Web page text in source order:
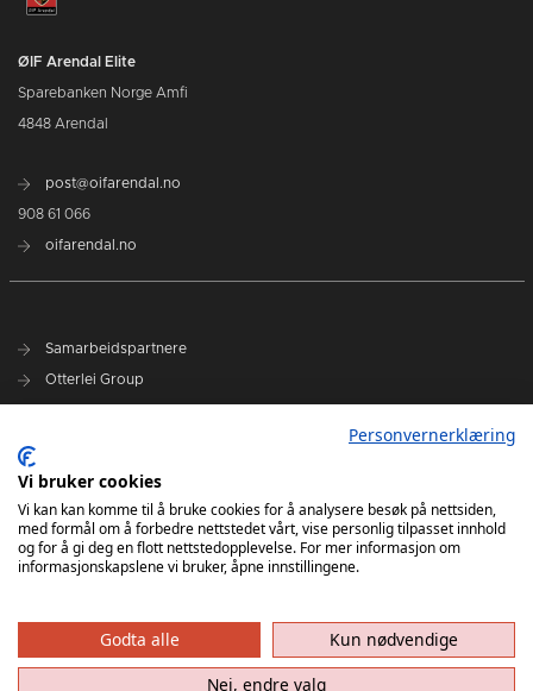
ØIF Arendal Elite
Sparebanken Norge Amfi
4848 Arendal
post@oifarendal.no
908 61 066
oifarendal.no
Samarbeidspartnere
Otterlei Group
Nyhetsarkiv
Terminliste
Spillerstall
Styret
Personvernerklæring
Vi bruker cookies
Vi kan kan komme til å bruke cookies for å analysere besøk på nettsiden,
med formål om å forbedre nettstedet vårt, vise personlig tilpasset innhold
og for å gi deg en flott nettstedopplevelse. For mer informasjon om
informasjonskapslene vi bruker, åpne innstillingene.
Godta alle
Kun nødvendige
Nei, endre valg